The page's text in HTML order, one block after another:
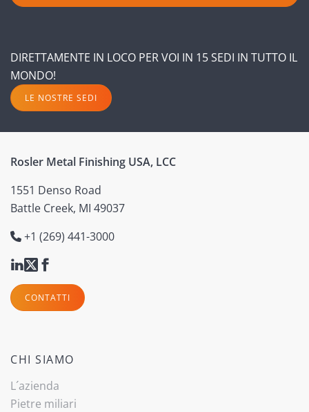
DIRETTAMENTE IN LOCO PER VOI IN 15 SEDI IN TUTTO IL
MONDO!
LE NOSTRE SEDI
Rosler Metal Finishing USA, LCC
1551 Denso Road
Battle Creek, MI 49037
+1 (269) 441-3000
CONTATTI
CHI SIAMO
L´azienda
Pietre miliari